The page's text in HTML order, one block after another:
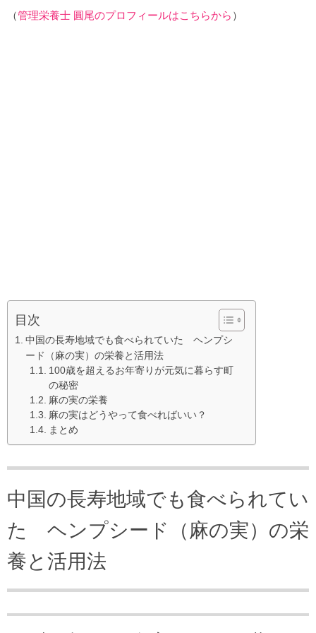
（管理栄養士 圓尾のプロフィールはこちらから ）
目次
中国の長寿地域でも食べられていた ヘンプシ
ード（麻の実）の栄養と活用法
100歳を超えるお年寄りが元気に暮らす町
の秘密
麻の実の栄養
麻の実はどうやって食べればいい？
まとめ
中国の長寿地域でも食べられてい
た ヘンプシード（麻の実）の栄
養と活用法